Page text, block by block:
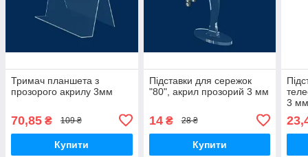
Тримач планшета з
прозорого акрилу 3мм
70,85 ₴ 109 ₴
Купити
Підставки для сережок
"80", акрил прозорий 3 мм
14₴ 28 ₴
Купити
3